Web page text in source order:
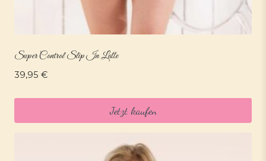
Super Control Slip In Latte
39,95 €
Jetzt kaufen